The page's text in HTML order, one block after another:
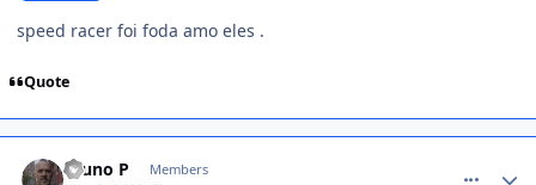
speed racer foi foda amo eles .
Quote
Bruno P Members